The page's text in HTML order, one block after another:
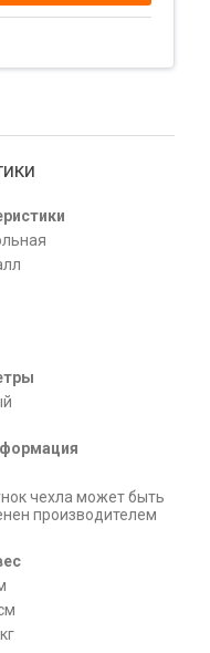
чехла может быть
производителем